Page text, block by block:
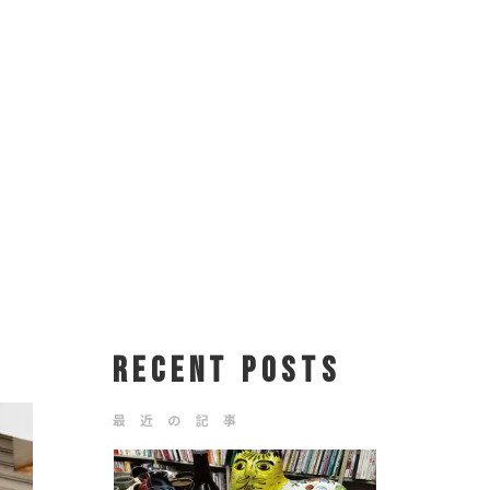
RECENT POSTS
最 近 の 記 事